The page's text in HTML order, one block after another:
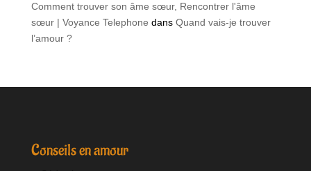
Comment trouver son âme sœur, Rencontrer l'âme
sœur | Voyance Telephone dans Quand vais-je trouver
l’amour ?
Conseils en amour